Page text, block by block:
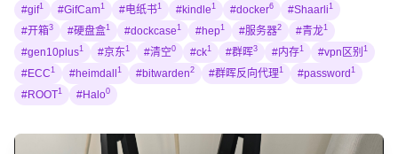
#gif1 #GifCam1 #电纸书1 #kindle 1 #docker6 #Shaarli 1
#开箱3 #硬盘盒1 #dockcase 1 #hep1 #服务器2 #青龙1
#gen10plus1 #京东 1 #清空0 #ck1 #群晖3 #内存1 #vpn区别 1
#ECC 1 #heimdall 1 #bitwarden2 #群晖反向代理1 #password 1
#ROOT1 #Halo0